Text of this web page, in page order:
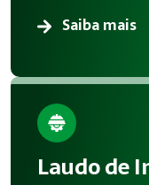
Saiba mais
Laudo de